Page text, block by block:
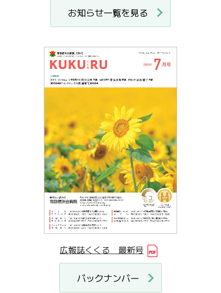
お知らせ一覧を見る
広報誌くくる 最新号
バックナンバー